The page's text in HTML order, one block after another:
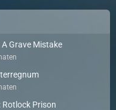
Grave Mistake
Prison